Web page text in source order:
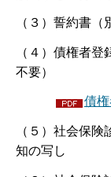
（３）誓約書
（４）債権者
不要）
債
（５）社会保
知の写し